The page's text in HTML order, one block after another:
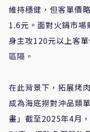
維持穩健，但客單價
1.6元。面對火鍋市場
身主攻120元以上客
區隔。
在此背景下，拓展烤
成為海底撈對沖品類
畫」截至2025年4月